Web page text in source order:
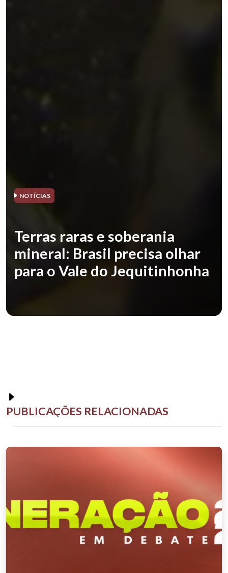
NOTÍCIAS
Terras raras e soberania
mineral: Brasil precisa olhar
para o Vale do Jequitinhonha
PUBLICAÇÕES RELACIONADAS